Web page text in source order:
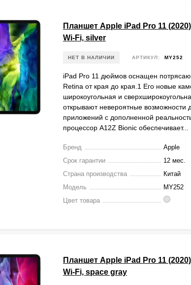
Планшет Apple iPad Pro 11
Wi-Fi, silver
НЕТ В НАЛИЧИИ АРТИКУЛ: MY252
iPad Pro 11 дюймов оснащен
Retina от края до края.1 Его новые
широкоугольная и
открывают невероятные возможности
приложений с дополненной
процессор A12Z Bionic обеспечивает...
Бренд
Apple
Срок гарантии
12 мес.
Страна производства
Китай
Модель
MY252
Цвет товара
Планшет Apple iPad Pro 11
Wi-Fi, space gray